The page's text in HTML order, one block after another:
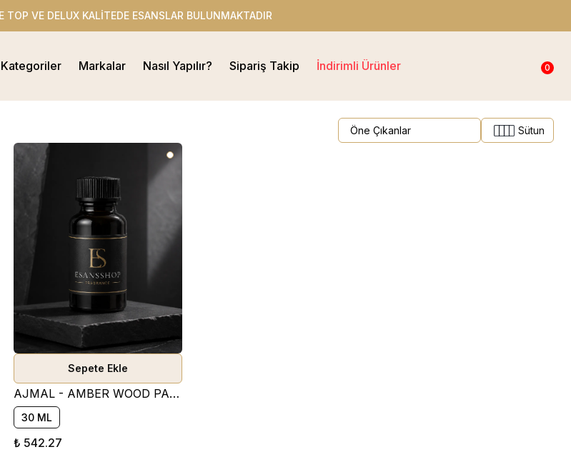
TOP VE DELUX KALİTEDE ESANSLAR BULUNMAKTADIR
Kategoriler Markalar Nasıl Yapılır? Sipariş Takip İndirimli Ürünler 0
Sütun
Sepete Ekle
AJMAL - AMBER WOOD PARFÜM ESANSI ( ODUNSU )
30 ML
₺ 542.27